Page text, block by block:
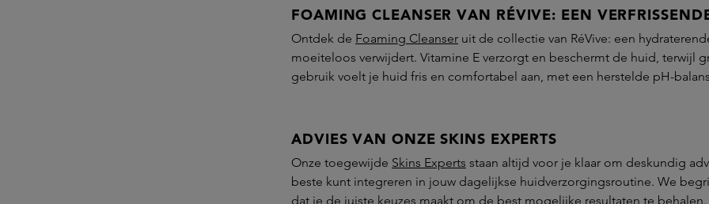
FOAMING CLEANSER VAN RÉVIVE: EEN
Ontdek de Foaming Cleanser uit de collectie van RéVive: een
moeiteloos verwijdert. Vitamine E verzorgt en beschermt de huid, terwijl
gebruik voelt je huid fris en comfortabel aan, met een herstelde pH-
ADVIES VAN ONZE SKINS EXPERTS
Onze toegewijde Skins Experts staan altijd voor je klaar om deskundig
beste kunt integreren in jouw dagelijkse huidverzorgingsroutine. We
dat je de juiste keuzes maakt om de best mogelijke resultaten te behalen.